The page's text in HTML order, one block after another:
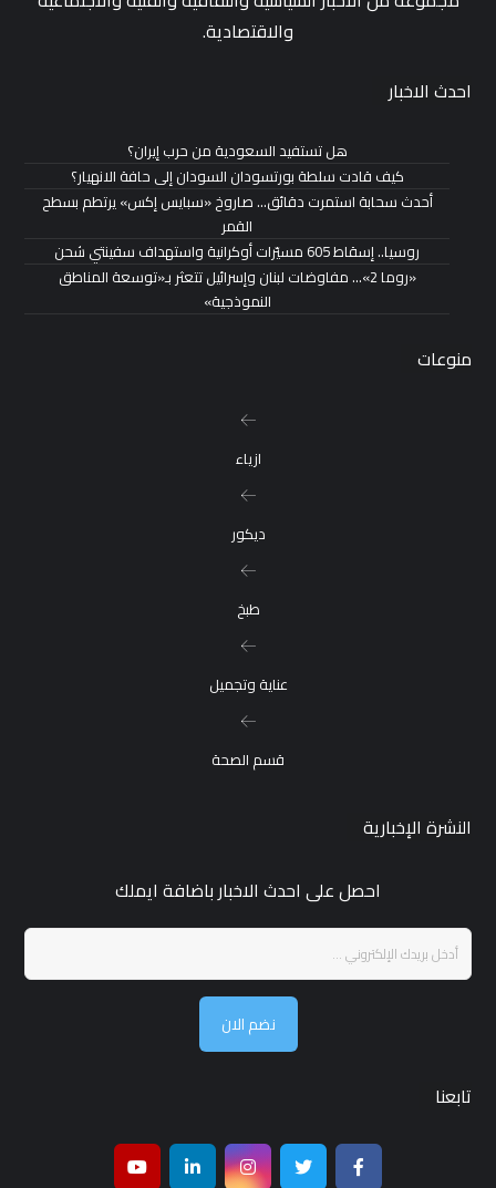
والاقتصادية.
احدث الاخبار
هل تستفيد السعودية من حرب إيران؟
كيف قادت سلطة بورتسودان السودان إلى حافة الانهيار؟
أحدث سحابة استمرت دقائق… صاروخ «سبايس إكس» يرتطم بسطح
القمر
روسيا.. إسقاط 605 مسيّرات أوكرانية واستهداف سفينتي شحن
«روما 2»… مفاوضات لبنان وإسرائيل تتعثر بـ«توسعة المناطق
النموذجية»
منوعات
ازياء
ديكور
طبخ
عناية وتجميل
قسم الصحة
النشرة الإخبارية
احصل على احدث الاخبار باضافة ايملك
نضم الان
تابعنا